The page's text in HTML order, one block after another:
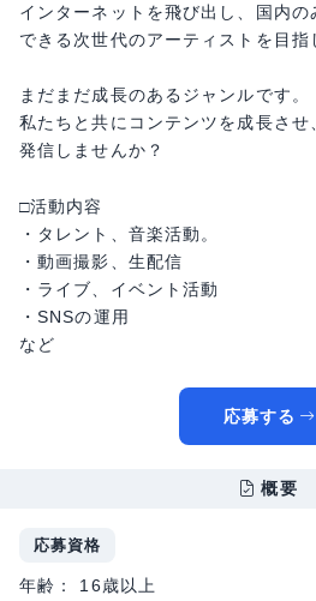
インターネットを飛び出し、国内
できる次世代のアーティストを目指
まだまだ成長のあるジャンルです。
私たちと共にコンテンツを成長させ
発信しませんか？
□活動内容
・タレント、音楽活動。
・動画撮影、生配信
・ライブ、イベント活動
・SNSの運用
など
応募する
概要
応募資格
年齢： 16歳以上